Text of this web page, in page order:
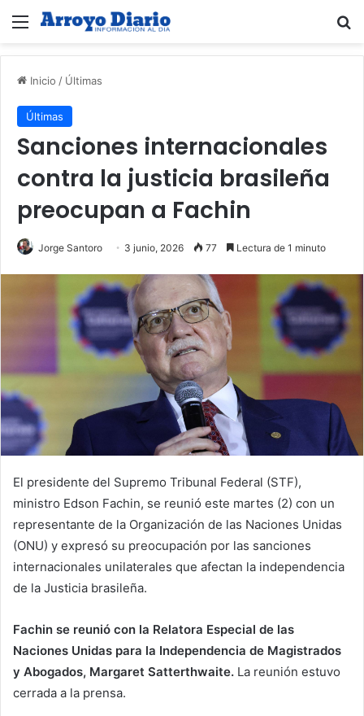
Menú
Inicio / Últimas
Últimas
Sanciones internacionales
contra la justicia brasileña
preocupan a Fachin
Jorge Santoro 3 junio, 2026 77 Lectura de 1 minuto
El presidente del Supremo Tribunal Federal (STF),
ministro Edson Fachin, se reunió este martes (2) con un
representante de la Organización de las Naciones Unidas
(ONU) y expresó su preocupación por las sanciones
internacionales unilaterales que afectan la independencia
de la Justicia brasileña.
Fachin se reunió con la Relatora Especial de las
Naciones Unidas para la Independencia de Magistrados
y Abogados, Margaret Satterthwaite. La reunión estuvo
cerrada a la prensa.